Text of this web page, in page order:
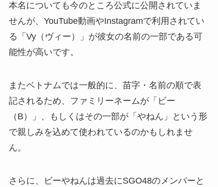
本名についても今のところ公式に公開されていま
せんが、YouTube動画やInstagramで利用されてい
る「Vy（ヴィー）」が彼女の名前の一部である可
能性が高いです。
またベトナムでは一般的に、苗字・名前の順で表
記されるため、ファミリーネームが「ビー
（B）」、もしくはその一部が「やねん」という形
で親しみを込めて使われているのかもしれませ
ん。
さらに、ビーやねんは過去にSGO48のメンバーと